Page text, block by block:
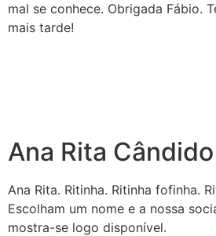
mal se conhece. Obrigada Fábio.
mais tarde!
Ana Rita Cândido
Ana Rita. Ritinha. Ritinha fofinha.
Escolham um nome e a nossa
mostra-se logo disponível.